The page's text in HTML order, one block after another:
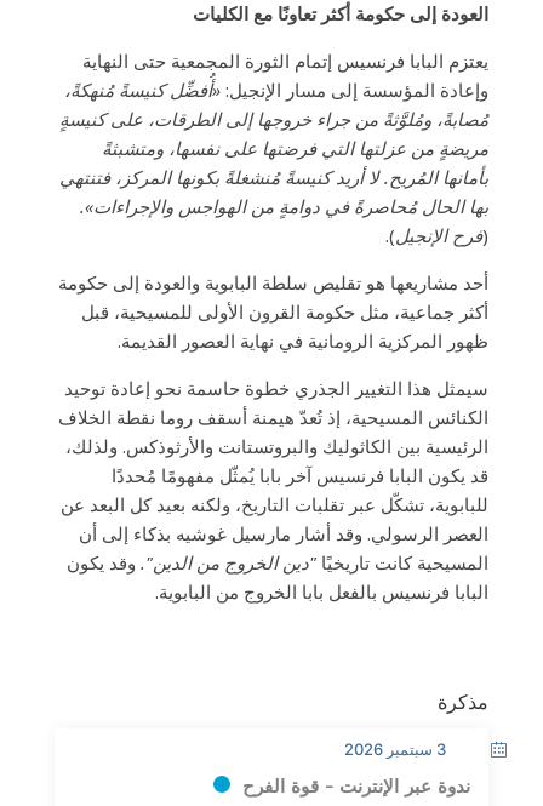
العودة إلى حكومة أكثر تعاونًا مع الكليات
يعتزم البابا فرنسيس إتمام الثورة المجمعية حتى النهاية
وإعادة المؤسسة إلى مسار الإنجيل:«أُفضِّل كنيسةً مُنهكةً،
مُصابةً، ومُلوَّثةً من جراء خروجها إلى الطرقات، على كنيسةٍ
مريضةٍ من عزلتها التي فرضتها على نفسها، ومتشبثةً
بأمانها المُريح. لا أريد كنيسةً مُنشغلةً بكونها المركز، فتنتهي
بها الحال مُحاصرةً في دوامةٍ من الهواجس والإجراءات».
(فرح الإنجيل).
أحد مشاريعها هو تقليص سلطة البابوية والعودة إلى حكومة
أكثر جماعية، مثل حكومة القرون الأولى للمسيحية، قبل
ظهور المركزية الرومانية في نهاية العصور القديمة.
سيمثل هذا التغيير الجذري خطوة حاسمة نحو إعادة توحيد
الكنائس المسيحية، إذ تُعدّ هيمنة أسقف روما نقطة الخلاف
الرئيسية بين الكاثوليك والبروتستانت والأرثوذكس. ولذلك،
قد يكون البابا فرنسيس آخر بابا يُمثّل مفهومًا مُحددًا
للبابوية، تشكّل عبر تقلبات التاريخ، ولكنه بعيد كل البعد عن
العصر الرسولي. وقد أشار مارسيل غوشيه بذكاء إلى أن
المسيحية كانت تاريخيًا "دين الخروج من الدين". وقد يكون
البابا فرنسيس بالفعل بابا الخروج من البابوية.
مذكرة
3 سبتمبر 2026
ندوة عبر الإنترنت - قوة الفرح